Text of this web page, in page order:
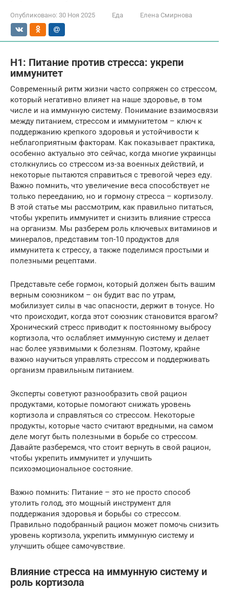
Опубликовано: 30 Ноя 2025 Еда Елена Смирнова
H1: Питание против стресса: укрепи
иммунитет
Современный ритм жизни часто сопряжен со стрессом,
который негативно влияет на наше здоровье, в том
числе и на иммунную систему. Понимание взаимосвязи
между питанием, стрессом и иммунитетом – ключ к
поддержанию крепкого здоровья и устойчивости к
неблагоприятным факторам. Как показывает практика,
особенно актуально это сейчас, когда многие украинцы
столкнулись со стрессом из-за военных действий, и
некоторые пытаются справиться с тревогой через еду.
Важно помнить, что увеличение веса способствует не
только перееданию, но и гормону стресса – кортизолу.
В этой статье мы рассмотрим, как правильно питаться,
чтобы укрепить иммунитет и снизить влияние стресса
на организм. Мы разберем роль ключевых витаминов и
минералов, представим топ-10 продуктов для
иммунитета к стрессу, а также поделимся простыми и
полезными рецептами.
Представьте себе гормон, который должен быть вашим
верным союзником – он будит вас по утрам,
мобилизует силы в час опасности, держит в тонусе. Но
что происходит, когда этот союзник становится врагом?
Хронический стресс приводит к постоянному выбросу
кортизола, что ослабляет иммунную систему и делает
нас более уязвимыми к болезням. Поэтому, крайне
важно научиться управлять стрессом и поддерживать
организм правильным питанием.
Эксперты советуют разнообразить свой рацион
продуктами, которые помогают снижать уровень
кортизола и справляться со стрессом. Некоторые
продукты, которые часто считают вредными, на самом
деле могут быть полезными в борьбе со стрессом.
Давайте разберемся, что стоит вернуть в свой рацион,
чтобы укрепить иммунитет и улучшить
психоэмоциональное состояние.
Важно помнить: Питание – это не просто способ
утолить голод, это мощный инструмент для
поддержания здоровья и борьбы со стрессом.
Правильно подобранный рацион может помочь снизить
уровень кортизола, укрепить иммунную систему и
улучшить общее самочувствие.
Влияние стресса на иммунную систему и
роль кортизола